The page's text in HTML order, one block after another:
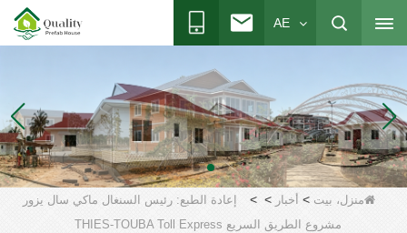
AE
منزل، بيت > أخبار >
>
إعادة الطبع: رئيس السنغال ماكي سال يزور
مشروع الطريق السريع THIES-TOUBA Toll Express